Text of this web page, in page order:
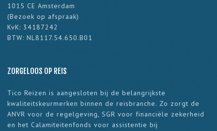
1015 CE Amsterdam
(Bezoek op afspraak)
KvK: 34187242
BTW: NL8117.54.650.B01
ZORGELOOS OP REIS
Tico Reizen is aangesloten bij de belangrijkste
kwaliteitskeurmerken binnen de reisbranche. Zo zorgt de
ANVR voor de regelgeving, SGR voor financiële zekerheid
en het Calamiteitenfonds voor assistentie bij